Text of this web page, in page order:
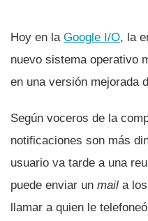
Hoy en la Google I/O, la
nuevo sistema operativo
en una versión mejorada
Según voceros de la
notificaciones son más
usuario va tarde a una
puede enviar un mail a
llamar a quien le